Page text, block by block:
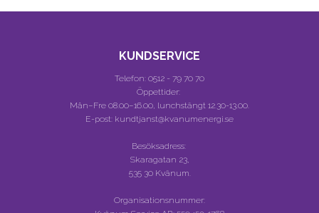
KUNDSERVICE
Telefon: 0512 - 79 70 70
Öppettider:
Mån–Fre 08.00–16.00, lunchstängt 12.30-13.00.
E-post: kundtjanst@kvanumenergi.se
Besöksadress:
Skaragatan 23,
535 30 Kvänum.
Organisationsnummer: